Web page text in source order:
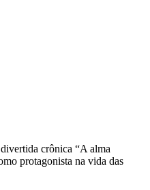
crônica “A alma
protagonista na vida das